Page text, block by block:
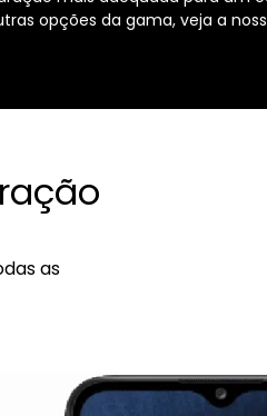
opções da gama, veja a
as